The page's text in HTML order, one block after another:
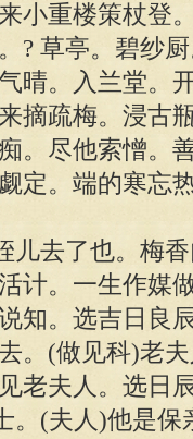
小重楼策杖登
? 草亭。碧纱
晴。入兰堂。
摘疏梅。浸古
。尽他索憎。
定。端的寒忘
去了也。梅香
计。一生作媒
知。选吉日良
。(做见科)老
老夫人。选日
。(夫人)他是